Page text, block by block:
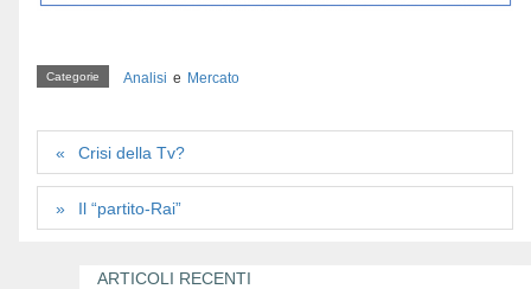
Categorie Analisi e Mercato
Crisi della Tv?
Il “partito-Rai”
ARTICOLI RECENTI